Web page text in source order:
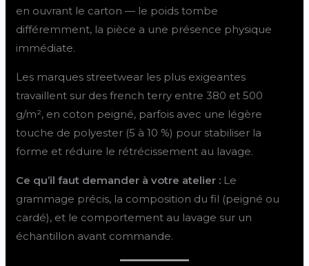
en ouvrant le carton — le poids tombe
différemment, la pièce a une présence physique
immédiate.
Les marques streetwear les plus exigeantes
travaillent sur des french terry entre 380 et 500
g/m², en coton peigné, parfois avec une légère
touche de polyester (5 à 10 %) pour stabiliser la
forme et réduire le rétrécissement au lavage.
Ce qu’il faut demander à votre atelier : Le
grammage précis, la composition du fil (peigné ou
cardé), et le comportement au lavage sur un
échantillon avant commande.